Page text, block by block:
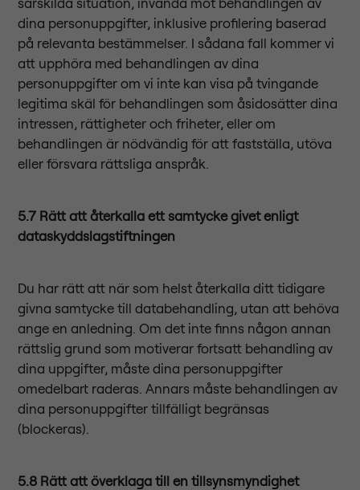
dina personuppgifter, inklusive profilering baserad
på relevanta bestämmelser. I sådana fall kommer vi
att upphöra med behandlingen av dina
personuppgifter om vi inte kan visa på tvingande
legitima skäl för behandlingen som åsidosätter dina
intressen, rättigheter och friheter, eller om
behandlingen är nödvändig för att fastställa, utöva
eller försvara rättsliga anspråk.
5.7 Rätt att återkalla ett samtycke givet enligt
dataskyddslagstiftningen
Du har rätt att när som helst återkalla ditt tidigare
givna samtycke till databehandling, utan att behöva
ange en anledning. Om det inte finns någon annan
rättslig grund som motiverar fortsatt behandling av
dina uppgifter, måste dina personuppgifter
omedelbart raderas. Annars måste behandlingen av
dina personuppgifter tillfälligt begränsas
(blockeras).
5.8 Rätt att överklaga till en tillsynsmyndighet